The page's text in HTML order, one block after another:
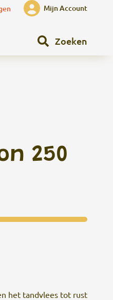
Mijn Account
Zoeken
250
het tandvlees tot rust